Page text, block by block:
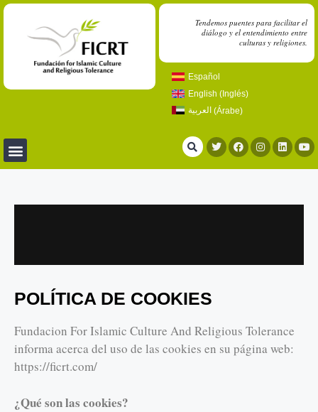
Tendemos puentes para facilitar el
diálogo y el entendimiento entre
culturas y religiones.
Español
English (Inglés)
العربية (Árabe)
POLÍTICA DE COOKIES
Fundacion For Islamic Culture And Religious Tolerance
informa acerca del uso de las cookies en su página web:
https://ficrt.com/
¿Qué son las cookies?